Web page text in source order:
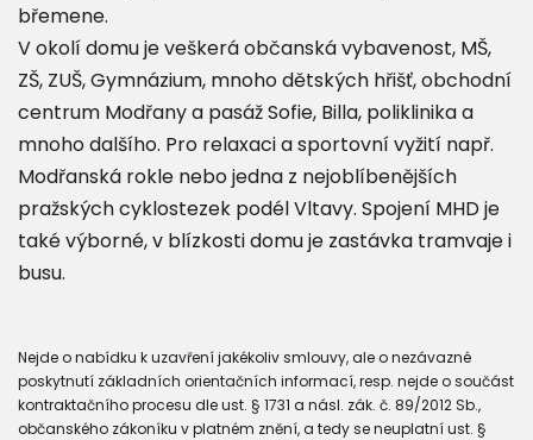
břemene.
V okolí domu je veškerá občanská vybavenost, MŠ,
ZŠ, ZUŠ, Gymnázium, mnoho dětských hřišť, obchodní
centrum Modřany a pasáž Sofie, Billa, poliklinika a
mnoho dalšího. Pro relaxaci a sportovní vyžití např.
Modřanská rokle nebo jedna z nejoblíbenějších
pražských cyklostezek podél Vltavy. Spojení MHD je
také výborné, v blízkosti domu je zastávka tramvaje i
busu.
Nejde o nabídku k uzavření jakékoliv smlouvy, ale o nezávazné
poskytnutí základních orientačních informací, resp. nejde o součást
kontraktačního procesu dle ust. § 1731 a násl. zák. č. 89/2012 Sb.,
občanského zákoníku v platném znění, a tedy se neuplatní ust. §